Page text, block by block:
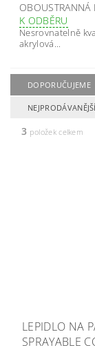
OBOUSTRANNÁ
K ODBĚRU
Nesrovnatelně
akrylová...
DOPORUČUJEME
NEJPRODÁVANĚJŠÍ
3 položek celkem
LEPIDLO NA
SPRAYABLE